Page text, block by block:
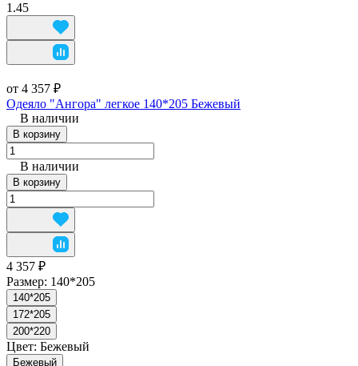
1.45
от 4 357 ₽
Одеяло "Ангора" легкое 140*205 Бежевый
В наличии
В корзину
В наличии
В корзину
4 357 ₽
Размер: 140*205
140*205
172*205
200*220
Цвет: Бежевый
Бежевый